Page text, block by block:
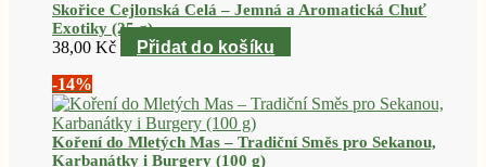
Skořice Cejlonská Celá – Jemná a Aromatická Chuť
Exotiky (25 g)
38,00 Kč
Přidat do košíku
-14%
Koření do Mletých Mas – Tradiční Směs pro Sekanou,
Karbanátky i Burgery (100 g)